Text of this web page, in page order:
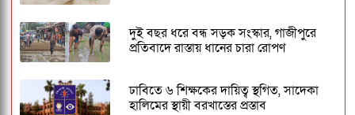
দুই বছর ধরে বন্ধ সড়ক সংস্কার, গাজীপুরে
প্রতিবাদে রাস্তায় ধানের চারা রোপণ
ঢাবিতে ৬ শিক্ষকের দায়িত্ব স্থগিত, সাদেকা
হালিমের স্থায়ী বরখাস্তের প্রস্তাব